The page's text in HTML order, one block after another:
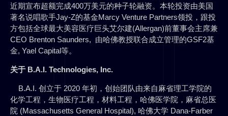
近期宣布超额完成400万美元的种子轮融资。本轮投资由美国
著名说唱歌手Jay-Z的基金Marcy Venture Partners领投，跟投
方包括全球最大美容医疗巨头艾尔建(Allergan)前董事会主席兼
CEO Brenton Saunders, 由哈佛教授联合成立管理的GSF2基
金, Yael Capital等。
关于 B.A.I. Technologies, Inc.
B.A.I. 创立于 2020 年初，创始团队由来自麻省理工学院的
化学工程，生物医疗工程，材料工程，哈佛医学院，麻省总医
院 (Massachusetts General Hospital), 哈佛大学 Dana-Farber